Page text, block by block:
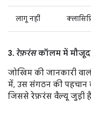
लागू नहीं
3. रेफ़रंसकॉलम में मौजूद
जोखिम की जानकारी
में, उस संगठन की पहचान
जिससे रेफ़रंस वैल्यू जुड़ी